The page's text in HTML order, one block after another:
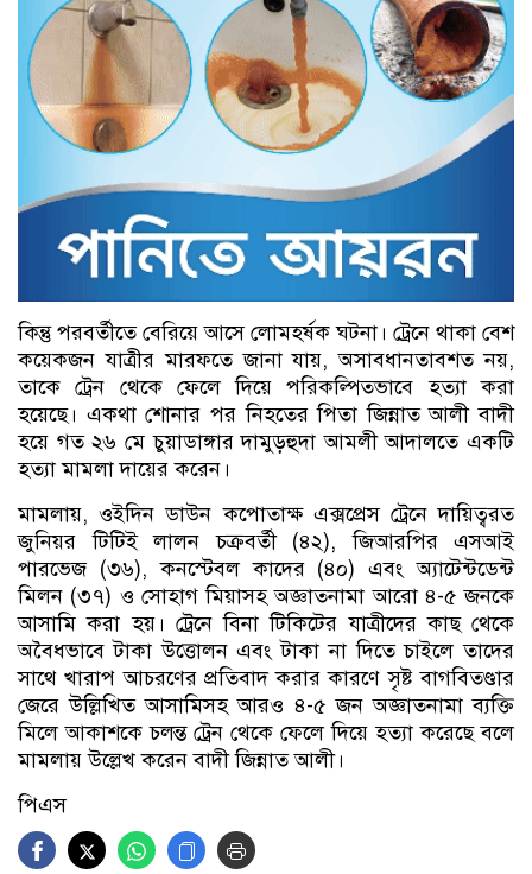
কিন্তু পরবর্তীতে বেরিয়ে আসে লোমহর্ষক ঘটনা। ট্রেনে থাকা বেশ
কয়েকজন যাত্রীর মারফতে জানা যায়, অসাবধানতাবশত নয়,
তাকে ট্রেন থেকে ফেলে দিয়ে পরিকল্পিতভাবে হত্যা করা
হয়েছে। একথা শোনার পর নিহতের পিতা জিন্নাত আলী বাদী
হয়ে গত ২৬ মে চুয়াডাঙ্গার দামুড়হুদা আমলী আদালতে একটি
হত্যা মামলা দায়ের করেন।
মামলায়, ওইদিন ডাউন কপোতাক্ষ এক্সপ্রেস ট্রেনে দায়িত্বরত
জুনিয়র টিটিই লালন চক্রবর্তী (৪২), জিআরপির এসআই
পারভেজ (৩৬), কনস্টেবল কাদের (৪০) এবং অ্যাটেন্টডেন্ট
মিলন (৩৭) ও সোহাগ মিয়াসহ অজ্ঞাতনামা আরো ৪-৫ জনকে
আসামি করা হয়। ট্রেনে বিনা টিকিটের যাত্রীদের কাছ থেকে
অবৈধভাবে টাকা উত্তোলন এবং টাকা না দিতে চাইলে তাদের
সাথে খারাপ আচরণের প্রতিবাদ করার কারণে সৃষ্ট বাগবিতণ্ডার
জেরে উল্লিখিত আসামিসহ আরও ৪-৫ জন অজ্ঞাতনামা ব্যক্তি
মিলে আকাশকে চলন্ত ট্রেন থেকে ফেলে দিয়ে হত্যা করেছে বলে
মামলায় উল্লেখ করেন বাদী জিন্নাত আলী।
পিএস